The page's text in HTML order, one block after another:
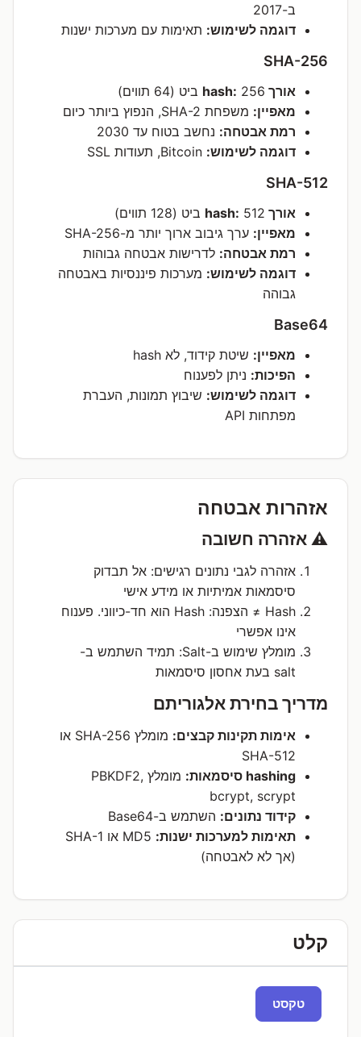
ב-2017
דוגמה לשימוש: תאימות עם מערכות ישנות
SHA-256
אורך hash: 256 ביט (64 תווים)
מאפיין: משפחת SHA-2, הנפוץ ביותר כיום
רמת אבטחה: נחשב בטוח עד 2030
דוגמה לשימוש:
SHA-512
אורך hash: 512 ביט (128 תווים)
מאפיין: ערך גיבוב ארוך יותר מ-SHA-256
רמת אבטחה: לדרישות אבטחה גבוהות
דוגמה לשימוש: מערכות פיננסיות באבטחה
גבוהה
Base64
מאפיין: שיטת קידוד, לא hash
הפיכות: ניתן לפענוח
דוגמה לשימוש: שיבוץ תמונות, העברת
מפתחות API
אזהרות אבטחה
⚠️ אזהרה חשובה
אזהרה לגבי נתונים רגישים: אל תבדוק
סיסמאות אמיתיות או מידע אישי
Hash ≠ הצפנה: Hash הוא חד-כיווני. פענוח
אינו אפשרי
מומלץ שימוש ב-Salt: תמיד השתמש ב-
salt בעת אחסון סיסמאות
מדריך בחירת אלגוריתם
אימות תקינות קבצים:
מומלץ SHA-256 או
SHA-512
hashing סיסמאות:
מומלץ PBKDF2,
bcrypt, scrypt
קידוד נתונים: השתמש ב-Base64
תאימות למערכות ישנות:
MD5 או SHA-1
(אך לא לאבטחה)
קלט
טקסט